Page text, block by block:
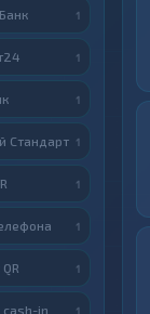
1
1
1
Стандарт 1
1
1
1
cash-in 1